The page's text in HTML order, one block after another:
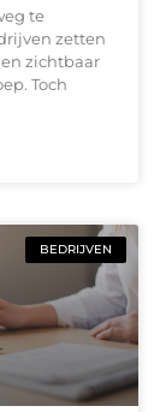
te
zetten
zichtbaar
Toch
BEDRIJVEN